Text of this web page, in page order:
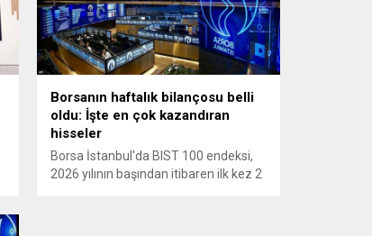
Borsanın haftalık bilançosu belli
oldu: İşte en çok kazandıran
hisseler
Borsa İstanbul'da BIST 100 endeksi,
2026 yılının başından itibaren ilk kez 2